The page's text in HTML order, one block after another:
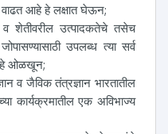
वाढत आहे हे लक्षात घेऊन;
व शेतीवरील उत्पादकतेचे तसेच
उपलब्ध त्या सर्व
हे ओळखून;
व जैविक तंत्रज्ञान भारतातील
कार्यक्रमातील एक अविभाज्य